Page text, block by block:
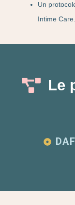
Un
Intime Care.
Le